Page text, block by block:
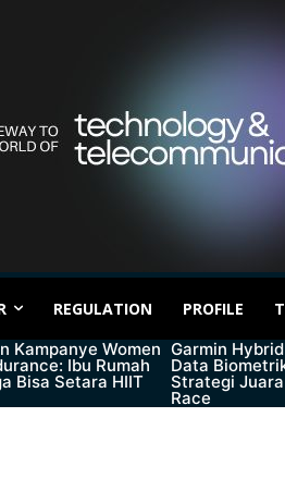
REGULATION PROFILE
Kampanye Women
Ibu Rumah
Bisa Setara HIIT
Garmin
Data
Strategi
Race